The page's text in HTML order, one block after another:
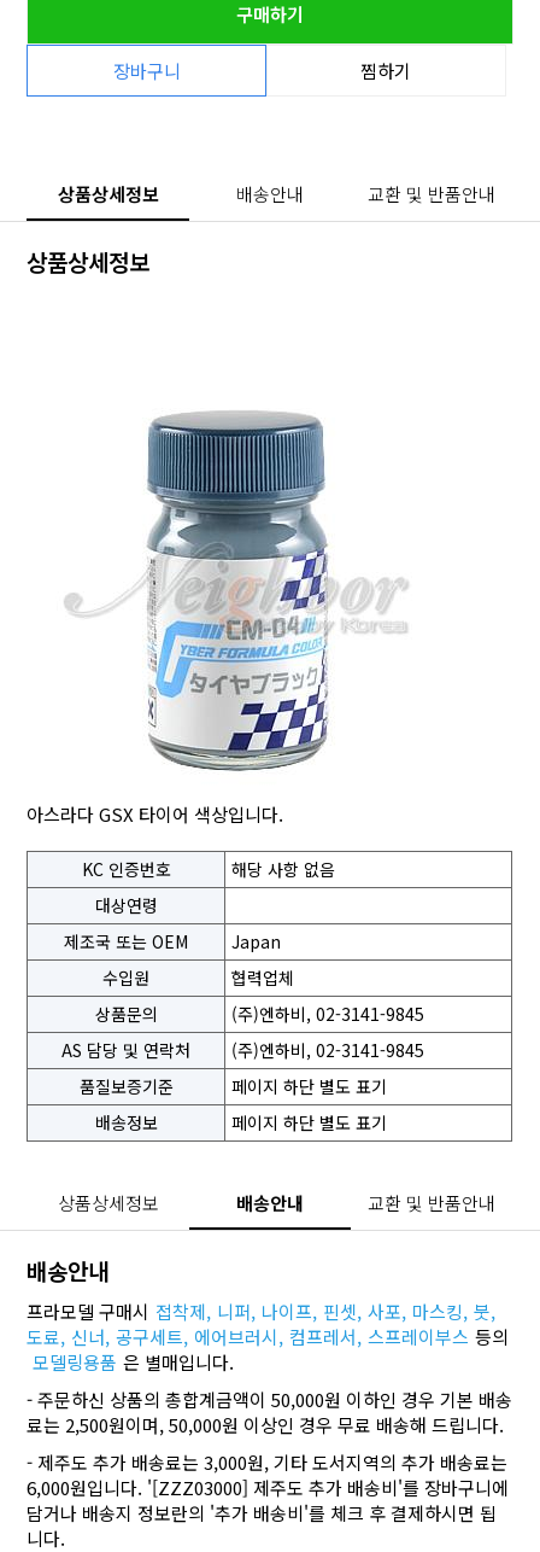
구매하기
장바구니 찜하기
상품상세정보 배송안내 교환 및 반품안내
상품상세정보
아스라다 GSX 타이어 색상입니다.
KC 인증번호
해당 사항 없음
대상연령
제조국 또는 OEM
Japan
수입원
협력업체
상품문의
(주)엔하비, 02-3141-9845
AS 담당 및 연락처
(주)엔하비, 02-3141-9845
품질보증기준
페이지 하단 별도 표기
배송정보
페이지 하단 별도 표기
상품상세정보 배송안내 교환 및 반품안내
배송안내
프라모델 구매시 접착제, 니퍼, 나이프, 핀셋, 사포, 마스킹, 붓,
도료, 신너, 공구세트, 에어브러시, 컴프레서, 스프레이부스 등의
모델링용품 은 별매입니다.
- 주문하신 상품의 총합계금액이 50,000원 이하인 경우 기본 배송
료는 2,500원이며, 50,000원 이상인 경우 무료 배송해 드립니다.
- 제주도 추가 배송료는 3,000원, 기타 도서지역의 추가 배송료는
6,000원입니다. '[ZZZ03000] 제주도 추가 배송비'를 장바구니에
담거나 배송지 정보란의 '추가 배송비'를 체크 후 결제하시면 됩
니다.